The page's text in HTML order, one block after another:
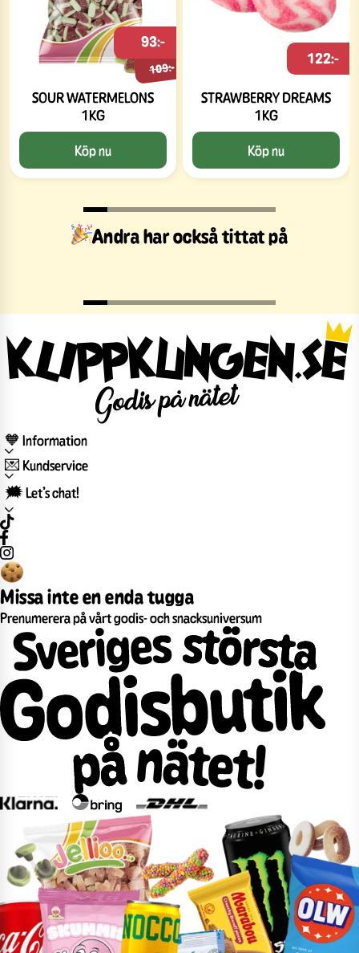
SOUR WATERMELONS
1KG
109:-
93:-
Köp nu
STRAWBERRY DREAMS
1KG
122:-
Köp nu
Andra har också tittat på
🧡 Information
💌 Kundservice
🗯️ Let’s chat!
Missa inte en enda tugga
Prenumerera på vårt godis- och snacksuniversum